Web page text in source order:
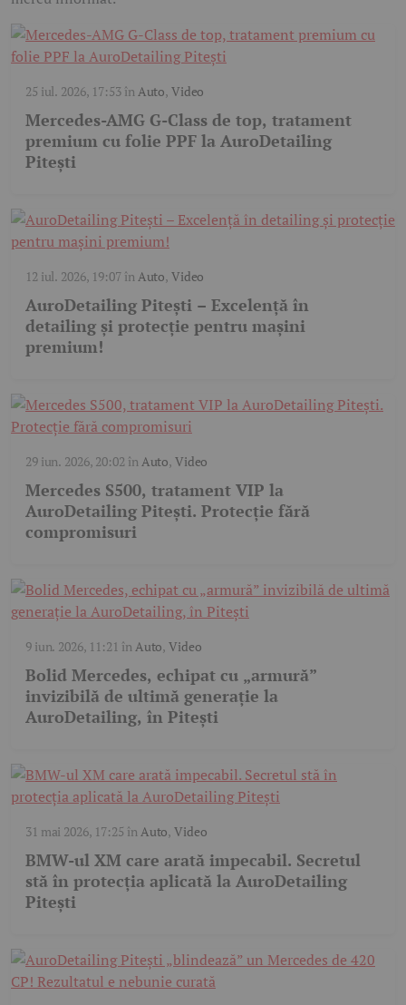
25 iul. 2026, 17:53înAuto,Video
Mercedes-AMG G-Class de top, tratament
premium cu folie PPF la AuroDetailing
Pitești
12 iul. 2026, 19:07înAuto,Video
AuroDetailing Pitești – Excelență în
detailing și protecție pentru mașini
premium!
29 iun. 2026, 20:02 înAuto,Video
Mercedes S500, tratament VIP la
AuroDetailing Pitești. Protecție fără
compromisuri
9 iun. 2026, 11:21 înAuto,Video
Bolid Mercedes, echipat cu „armură”
invizibilă de ultimă generație la
AuroDetailing, în Pitești
31 mai 2026, 17:25 înAuto,Video
BMW-ul XM care arată impecabil. Secretul
stă în protecția aplicată la AuroDetailing
Pitești